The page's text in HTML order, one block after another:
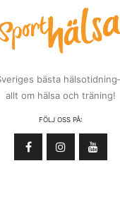
bästa
allt om hälsa och träning!
FÖLJ OSS PÅ: